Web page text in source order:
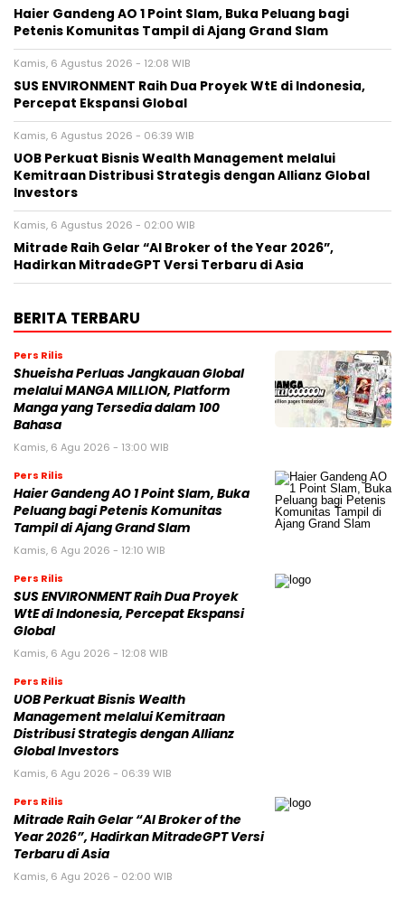
Haier Gandeng AO 1 Point Slam, Buka Peluang bagi
Petenis Komunitas Tampil di Ajang Grand Slam
Kamis, 6 Agustus 2026 - 12:08 WIB
SUS ENVIRONMENT Raih Dua Proyek WtE di Indonesia,
Percepat Ekspansi Global
Kamis, 6 Agustus 2026 - 06:39 WIB
UOB Perkuat Bisnis Wealth Management melalui
Kemitraan Distribusi Strategis dengan Allianz Global
Investors
Kamis, 6 Agustus 2026 - 02:00 WIB
Mitrade Raih Gelar “AI Broker of the Year 2026”,
Hadirkan MitradeGPT Versi Terbaru di Asia
BERITA TERBARU
Pers Rilis
Shueisha Perluas Jangkauan Global
melalui MANGA MILLION, Platform
Manga yang Tersedia dalam 100
Bahasa
Kamis, 6 Agu 2026 - 13:00 WIB
Pers Rilis
Haier Gandeng AO 1 Point Slam, Buka
Peluang bagi Petenis Komunitas
Tampil di Ajang Grand Slam
Kamis, 6 Agu 2026 - 12:10 WIB
Pers Rilis
SUS ENVIRONMENT Raih Dua Proyek
WtE di Indonesia, Percepat Ekspansi
Global
Kamis, 6 Agu 2026 - 12:08 WIB
Pers Rilis
UOB Perkuat Bisnis Wealth
Management melalui Kemitraan
Distribusi Strategis dengan Allianz
Global Investors
Kamis, 6 Agu 2026 - 06:39 WIB
Pers Rilis
Mitrade Raih Gelar “AI Broker of the
Year 2026”, Hadirkan MitradeGPT Versi
Terbaru di Asia
Kamis, 6 Agu 2026 - 02:00 WIB